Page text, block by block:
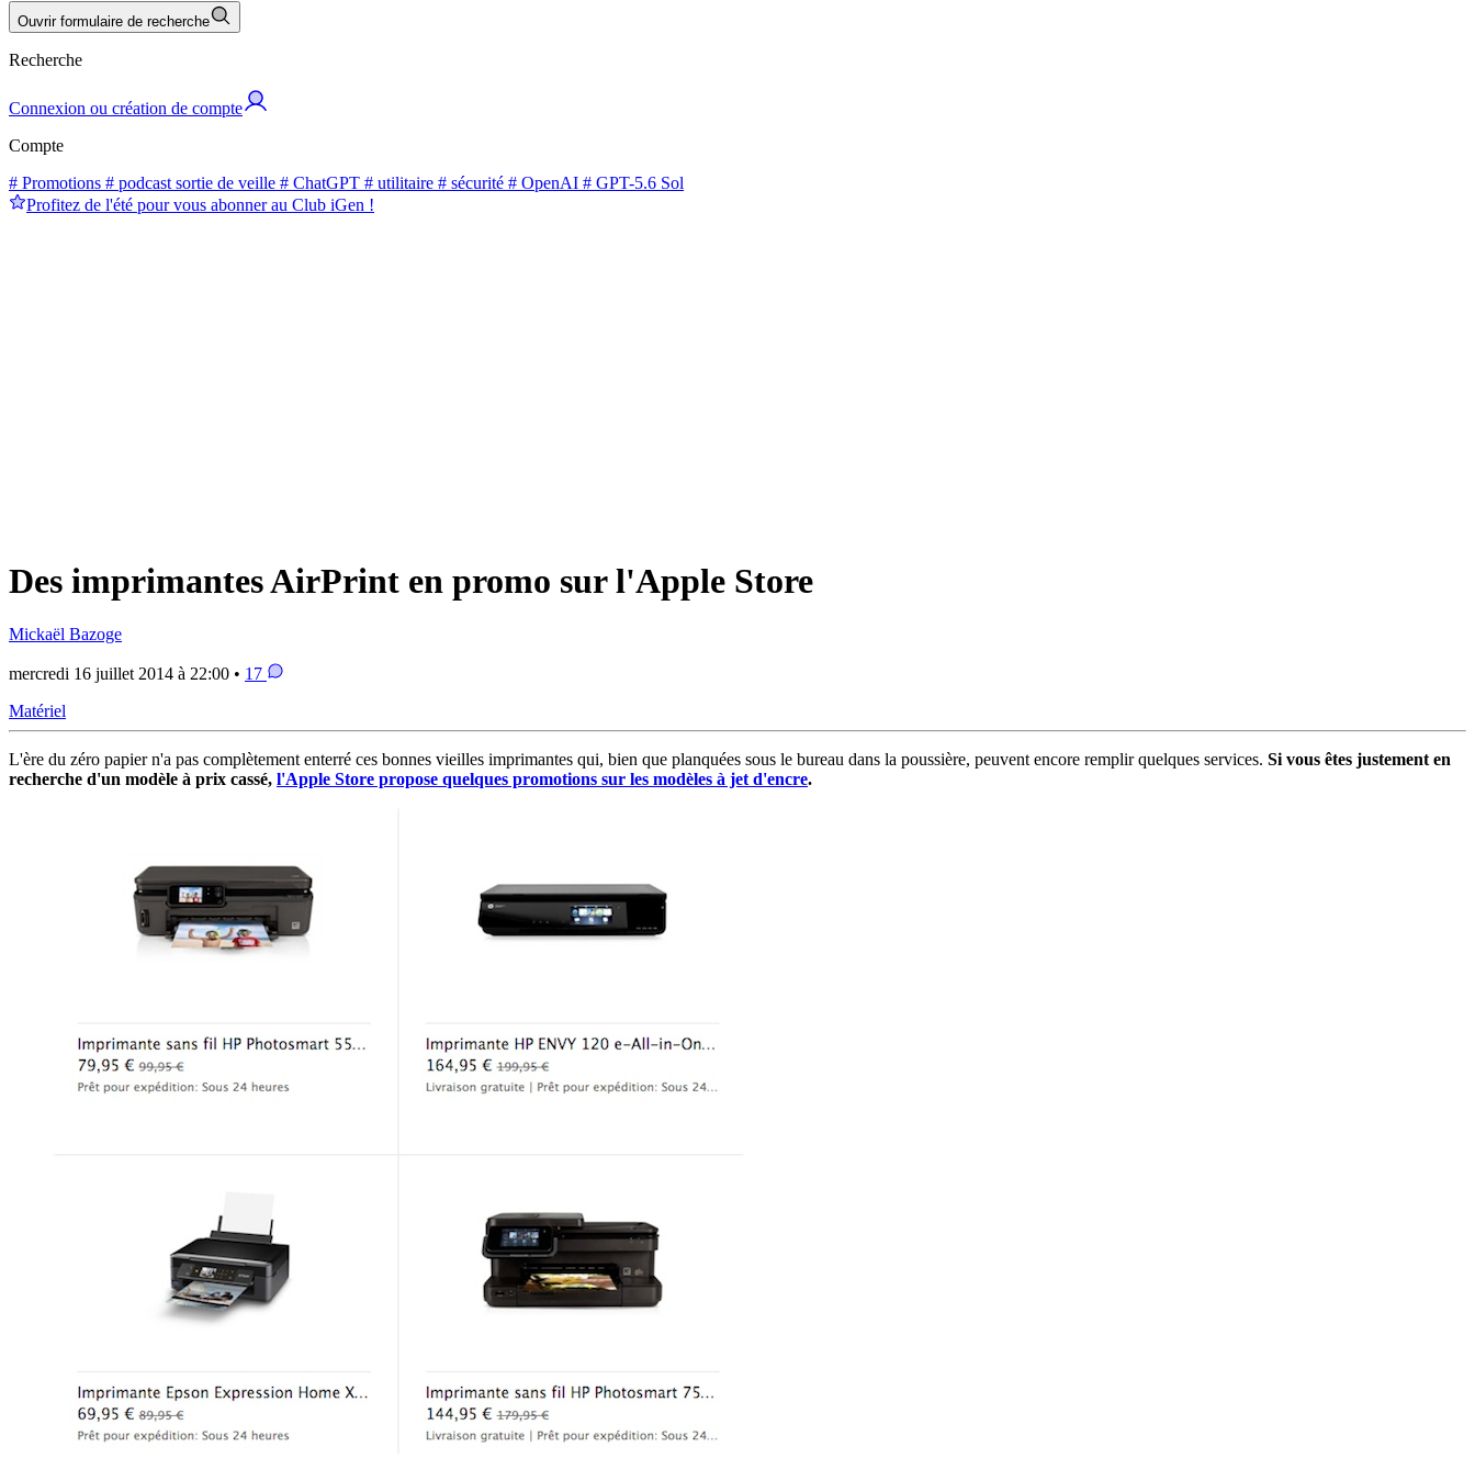
Ouvrir formulaire de recherche
Recherche
Connexion ou création de compte
Compte
# Promotions # podcast sortie de veille # ChatGPT # utilitaire # sécurité # OpenAI # GPT-5.6 Sol
Profitez de l'été pour vous abonner au Club iGen !
Des imprimantes AirPrint en promo sur l'Apple Store
Mickaël Bazoge
mercredi 16 juillet 2014 à 22:00 • 17
Matériel
L'ère du zéro papier n'a pas complètement enterré ces bonnes vieilles imprimantes qui, bien que planquées sous le bureau dans la poussière, peuvent encore remplir quelques services. Si vous êtes justement en
recherche d'un modèle à prix cassé, l'Apple Store propose quelques promotions sur les modèles à jet d'encre.